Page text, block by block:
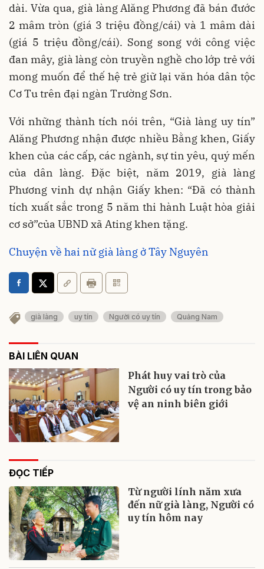
dài. Vừa qua, già làng Alăng Phương đã bán đước
2 mâm tròn (giá 3 triệu đồng/cái) và 1 mâm dài
(giá 5 triệu đồng/cái). Song song với công việc
đan mây, già làng còn truyền nghề cho lớp trẻ với
mong muốn để thế hệ trẻ giữ lại văn hóa dân tộc
Cơ Tu trên đại ngàn Trường Sơn.
Với những thành tích nói trên, “Già làng uy tín”
Alăng Phương nhận được nhiều Bằng khen, Giấy
khen của các cấp, các ngành, sự tin yêu, quý mến
của dân làng. Đặc biệt, năm 2019, già làng
Phương vinh dự nhận Giấy khen: “Đã có thành
tích xuất sắc trong 5 năm thi hành Luật hòa giải
cơ sở”của UBND xã Ating khen tặng.
Chuyện về hai nữ già làng ở Tây Nguyên
già làng uy tín Người có uy tín Quảng Nam
BÀI LIÊN QUAN
Phát huy vai trò của
Người có uy tín trong bảo
vệ an ninh biên giới
ĐỌC TIẾP
Từ người lính năm xưa
đến nữ già làng, Người có
uy tín hôm nay